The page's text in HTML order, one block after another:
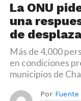
La ONU
una
de
Más de 4,000
en condiciones
municipios de
Por Fuente